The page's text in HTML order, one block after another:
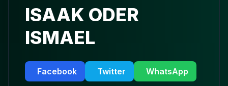
ISAAK ODER
ISMAEL
Facebook Twitter WhatsApp